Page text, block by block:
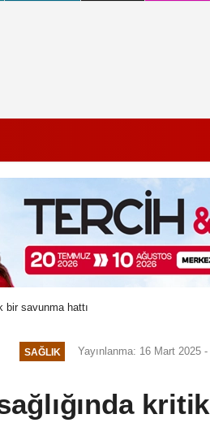
bir savunma hattı
SAĞLIK Yayınlanma: 16 Mart 2025